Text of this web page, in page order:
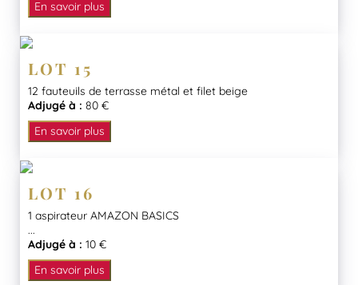
En savoir plus
LOT 15
12 fauteuils de terrasse métal et filet beige
Adjugé à : 80 €
En savoir plus
LOT 16
1 aspirateur AMAZON BASICS
...
Adjugé à : 10 €
En savoir plus